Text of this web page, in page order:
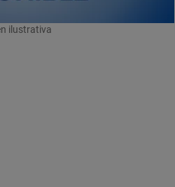
ilustrativa